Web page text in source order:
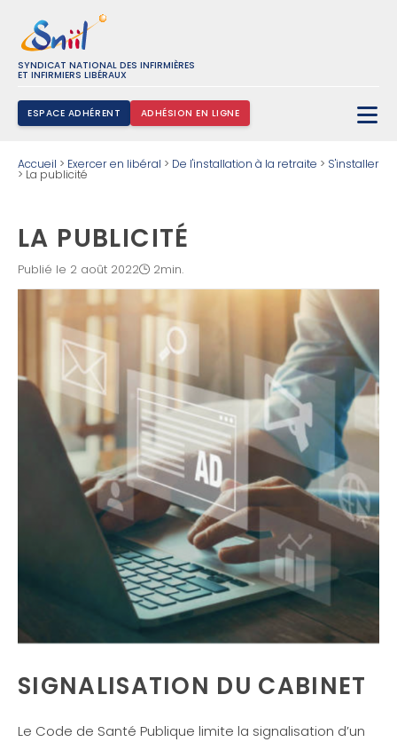
SYNDICAT NATIONAL DES INFIRMIÈRES
ET INFIRMIERS LIBÉRAUX
ESPACE ADHÉRENT ADHÉSION EN LIGNE
Accueil > Exercer en libéral > De l'installation à la retraite > S'installer
> La publicité
LA PUBLICITÉ
Publié le 2 août 2022 2min.
SIGNALISATION DU CABINET
Le Code de Santé Publique limite la signalisation d’un